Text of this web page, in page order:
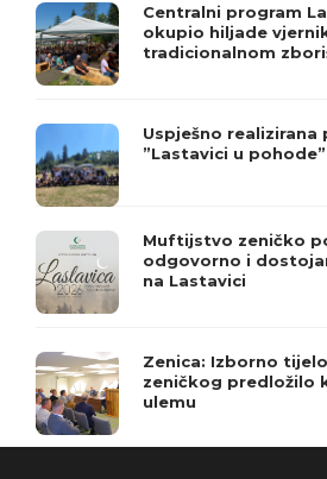
Centralni program
okupio hiljade
tradicionalnom
Uspješno realizirana
”Lastavici u pohode”
Muftijstvo zeničko
odgovorno i
na Lastavici
Zenica: Izborno
zeničkog predložilo
ulemu